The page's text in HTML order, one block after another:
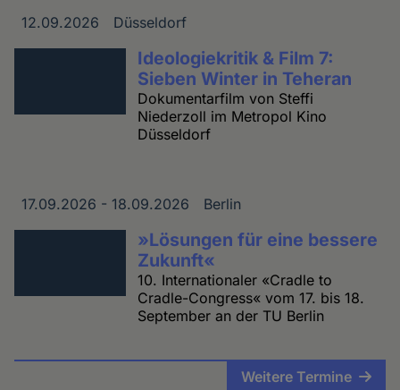
Datum
12.09.2026
Ort Düsseldorf
Ideologiekritik & Film 7:
Sieben Winter in Teheran
Dokumentarfilm von Steffi
Niederzoll im Metropol Kino
Düsseldorf
Datum
17.09.2026 - 18.09.2026
Ort Berlin
»Lösungen für eine bessere
Zukunft«
10. Internationaler «Cradle to
Cradle-Congress« vom 17. bis 18.
September an der TU Berlin
Weitere Termine